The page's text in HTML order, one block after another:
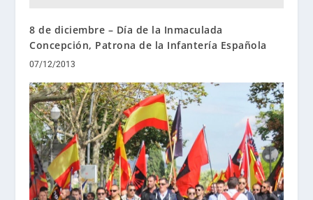
8 de diciembre – Día de la Inmaculada
Concepción, Patrona de la Infantería Española
07/12/2013